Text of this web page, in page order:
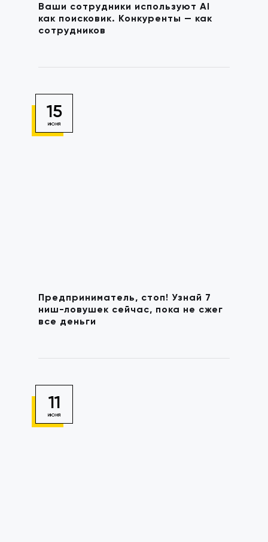
Ваши сотрудники используют AI
как поисковик. Конкуренты — как
сотрудников
15
ИЮНЯ
Предприниматель, стоп! Узнай 7
ниш-ловушек сейчас, пока не сжег
все деньги
11
ИЮНЯ